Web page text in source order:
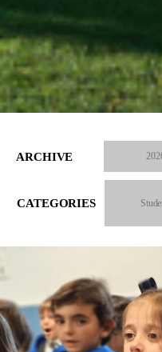
ARCHIVE
CATEGORIES